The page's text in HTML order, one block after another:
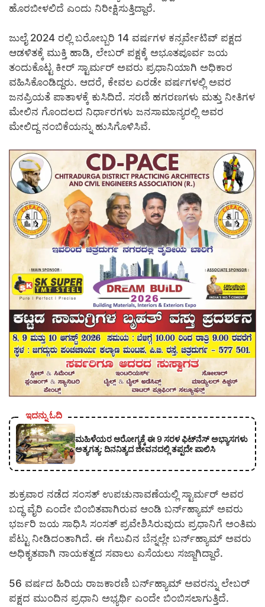
ಹೊರಬೀಳಲಿದೆ ಎಂದು ನಿರೀಕ್ಷಿಸುತ್ತಿದ್ದಾರೆ.
ಜುಲೈ 2024 ರಲ್ಲಿ ಬರೋಬ್ಬರಿ 14 ವರ್ಷಗಳ ಕನ್ಸರ್ವೇಟಿವ್ ಪಕ್ಷದ
ಆಡಳಿತಕ್ಕೆ ಮುಕ್ತಿ ಹಾಡಿ, ಲೇಬರ್ ಪಕ್ಷಕ್ಕೆ ಅಭೂತಪೂರ್ವ ಜಯ
ತಂದುಕೊಟ್ಟ ಕೀರ್ ಸ್ಟಾರ್ಮರ್ ಅವರು ಪ್ರಧಾನಿಯಾಗಿ ಅಧಿಕಾರ
ವಹಿಸಿಕೊಂಡಿದ್ದರು. ಆದರೆ, ಕೇವಲ ಎರಡೇ ವರ್ಷಗಳಲ್ಲಿ ಅವರ
ಜನಪ್ರಿಯತೆ ಪಾತಾಳಕ್ಕೆ ಕುಸಿದಿದೆ. ಸರಣಿ ಹಗರಣಗಳು ಮತ್ತು ನೀತಿಗಳ
ಮೇಲಿನ ಗೊಂದಲದ ನಿರ್ಧಾರಗಳು ಜನಸಾಮಾನ್ಯರಲ್ಲಿ ಅವರ
ಮೇಲಿದ್ದ ನಂಬಿಕೆಯನ್ನು ಹುಸಿಗೊಳಿಸಿವೆ.
ಇದನ್ನು ಓದಿ
ಮಹಿಳೆಯರ ಆರೋಗ್ಯಕ್ಕೆ ಈ 9 ಸರಳ ಫಿಟ್‌ನೆಸ್‌ ಅಭ್ಯಾಸಗಳು
ಅತ್ಯಗತ್ಯ: ದಿನನಿತ್ಯದ ಜೀವನದಲ್ಲಿ ತಪ್ಪದೇ ಪಾಲಿಸಿ
ಶುಕ್ರವಾರ ನಡೆದ ಸಂಸತ್ ಉಪಚುನಾವಣೆಯಲ್ಲಿ ಸ್ಟಾರ್ಮರ್ ಅವರ
ಬದ್ಧ ವೈರಿ ಎಂದೇ ಬಿಂಬಿತವಾಗಿರುವ ಆಂಡಿ ಬರ್ನ್‌ಹ್ಯಾಮ್ ಅವರು
ಭರ್ಜರಿ ಜಯ ಸಾಧಿಸಿ ಸಂಸತ್ ಪ್ರವೇಶಿಸಿರುವುದು ಪ್ರಧಾನಿಗೆ ಅಂತಿಮ
ಪೆಟ್ಟು ನೀಡಿದಂತಾಗಿದೆ. ಈ ಗೆಲುವಿನ ಬೆನ್ನಲ್ಲೇ ಬರ್ನ್‌ಹ್ಯಾಮ್ ಅವರು
ಅಧಿಕೃತವಾಗಿ ನಾಯಕತ್ವದ ಸವಾಲು ಎಸೆಯಲು ಸಜ್ಜಾಗಿದ್ದಾರೆ.
56 ವರ್ಷದ ಹಿರಿಯ ರಾಜಕಾರಣಿ ಬರ್ನ್‌ಹ್ಯಾಮ್ ಅವರನ್ನು ಲೇಬರ್
ಪಕ್ಷದ ಮುಂದಿನ ಪ್ರಧಾನಿ ಅಭ್ಯರ್ಥಿ ಎಂದೇ ಬಿಂಬಿಸಲಾಗುತ್ತಿದೆ.